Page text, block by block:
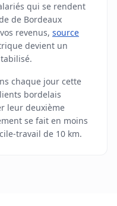
qui se rendent
de Bordeaux
revenus, source
devient un
chaque jour cette
bordelais
leur deuxième
se fait en moins
travail de 10 km.